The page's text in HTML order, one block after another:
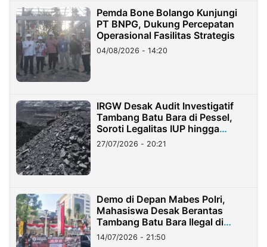
Pemda Bone Bolango Kunjungi
PT BNPG, Dukung Percepatan
Operasional Fasilitas Strategis
04/08/2026 - 14:20
IRGW Desak Audit Investigatif
Tambang Batu Bara di Pessel,
Soroti Legalitas IUP hingga
Stockpile
27/07/2026 - 20:21
Demo di Depan Mabes Polri,
Mahasiswa Desak Berantas
Tambang Batu Bara Ilegal di
Lampung
14/07/2026 - 21:50